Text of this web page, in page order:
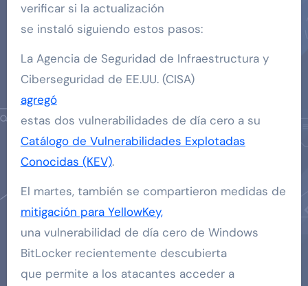
verificar si la actualización
se instaló siguiendo estos pasos:
La Agencia de Seguridad de Infraestructura y
Ciberseguridad de EE.UU. (CISA)
agregó
estas dos vulnerabilidades de día cero a su
Catálogo de Vulnerabilidades Explotadas
Conocidas (KEV).
El martes, también se compartieron medidas de
mitigación para YellowKey,
una vulnerabilidad de día cero de Windows
BitLocker recientemente descubierta
que permite a los atacantes acceder a